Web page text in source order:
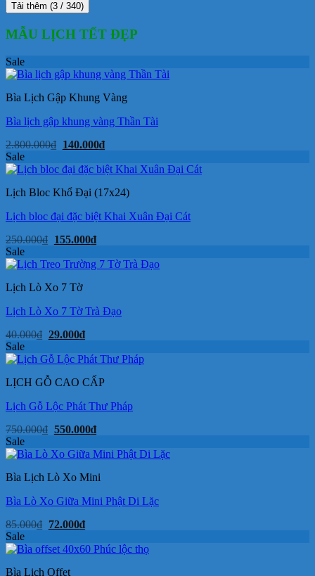
Tải thêm (3 / 340)
MẪU LỊCH TẾT ĐẸP
Sale
Bìa Lịch Gập Khung Vàng
Bìa lịch gập khung vàng Thần Tài
2.800.000₫ Giá
là:
2.800.000₫.
140.000₫Giá
tại
là:
140.000₫.
Sale
Lịch Bloc Khổ Đại (17x24)
Lịch bloc đại đặc biệt Khai Xuân Đại Cát
250.000₫ Giá
là:
250.000₫.
155.000₫Giá
tại
là:
Sale
Lịch Lò Xo 7 Tờ
Lịch Lò Xo 7 Tờ Trà Đạo
40.000₫ Giá
là:
40.000₫.
29.000₫Giá
tại
là:
29.000₫.
Sale
LỊCH GỖ CAO CẤP
Lịch Gỗ Lộc Phát Thư Pháp
750.000₫ Giá
là:
750.000₫.
550.000₫Giá
tại
là:
550.000₫.
Sale
Bìa Lịch Lò Xo Mini
Bìa Lò Xo Giữa Mini Phật Di Lặc
85.000₫ Giá
là:
85.000₫.
72.000₫Giá
tại
là:
Sale
Bìa Lịch Offet